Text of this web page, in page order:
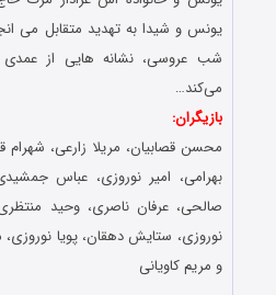
یونس و شیدا به تهدید متقابل می
شب عروسی، نشانه هایی از
می‌کند…
بازیگران:
محسن قصابیان، مریلا زارعی، شهرام
بهرامی، امیر نوروزی، عباس
صالحی، عرفان ناصری، وحید
نوروزی، ستایش دهقان، پویا
و مریم کاویانی